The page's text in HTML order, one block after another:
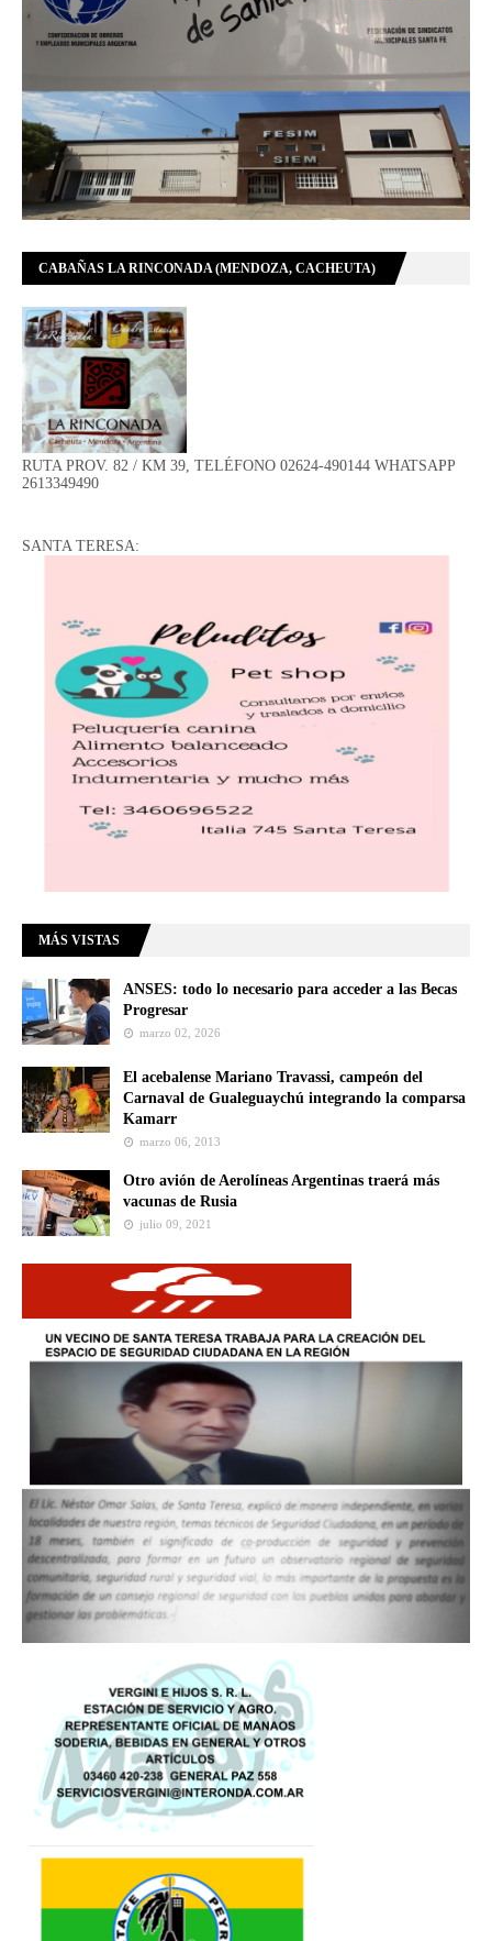
CABAÑAS LA RINCONADA (MENDOZA, CACHEUTA)
RUTA PROV. 82 / KM 39, TELÉFONO 02624-490144 WHATSAPP
2613349490
SANTA TERESA:
MÁS VISTAS
ANSES: todo lo necesario para acceder a las Becas
Progresar
marzo 02, 2026
El acebalense Mariano Travassi, campeón del
Carnaval de Gualeguaychú integrando la comparsa
Kamarr
marzo 06, 2013
Otro avión de Aerolíneas Argentinas traerá más
vacunas de Rusia
julio 09, 2021